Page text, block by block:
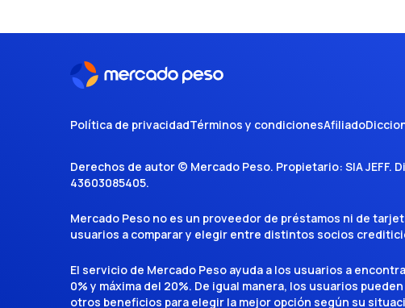
Política de privacidadTérminos y condicionesAfiliado
Derechos de autor © Mercado Peso. Propietario: SIA JEFF.
43603085405.
Mercado Peso no es un proveedor de préstamos ni de
usuarios a comparar y elegir entre distintos socios
El servicio de Mercado Peso ayuda a los usuarios a
0% y máxima del 20%. De igual manera, los usuarios
otros beneficios para elegir la mejor opción según su